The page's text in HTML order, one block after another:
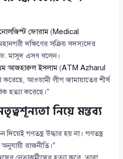
ফোরাম(Medical
দক্ষিণের সক্রিয় সদস্যদের
ড. মাসুদ এসব বলেন।
আজহারুল ইসলাম(ATM Azharul
আওয়ামী লীগ জামায়াতের শীর্ষ
হত্যা করেছে।”
নিয়ে মন্তব্য
গণতন্ত্র উদ্ধার হয় না। গণতন্ত্র
অনুযায়ী রাজনীতি।”